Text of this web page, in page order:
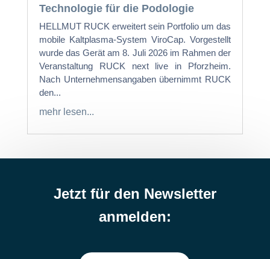
Technologie für die Podologie
HELLMUT RUCK erweitert sein Portfolio um das
mobile Kaltplasma-System ViroCap. Vorgestellt
wurde das Gerät am 8. Juli 2026 im Rahmen der
Veranstaltung RUCK next live in Pforzheim.
Nach Unternehmensangaben übernimmt RUCK
den...
mehr lesen...
Jetzt für den Newsletter
anmelden: